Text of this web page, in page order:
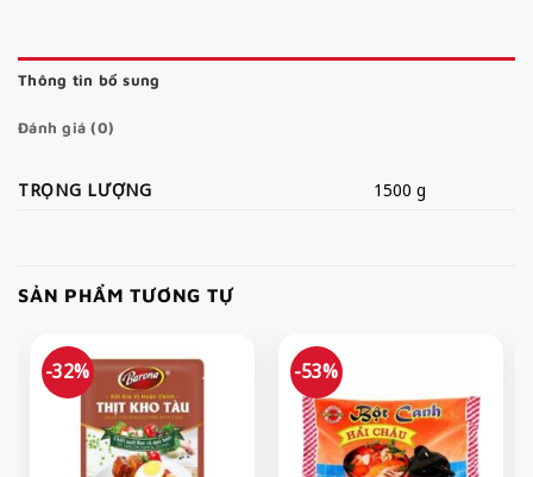
Thông tin bổ sung
Đánh giá (0)
TRỌNG LƯỢNG 1500 g
SẢN PHẨM TƯƠNG TỰ
-32% -53%